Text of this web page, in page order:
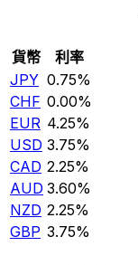
貨幣
利率
JPY 0.75%
CHF 0.00%
EUR 4.25%
USD 3.75%
CAD 2.25%
AUD 3.60%
NZD 2.25%
GBP 3.75%